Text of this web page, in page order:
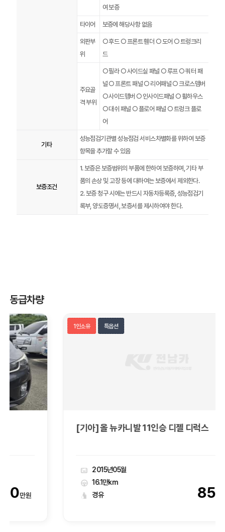
여 보증
타이어 보증에 해당사항 없음
외판부
위
○ 후드 ○ 프론트 휀더 ○ 도어 ○ 트렁크리
드
주요골
격 부위
○ 필라 ○ 사이드실 패널 ○ 루프 ○ 쿼터 패
널 ○ 프론트 패널 ○ 리어패널 ○ 크로스맴버
○ 사이드맴버 ○ 인사이드패널 ○ 휠하우스
○ 대쉬 패널 ○ 플로어 패널 ○ 트렁크 플로
어
기타
성능점검기관별 성능점검 서비스차별화를 위하여 보증
항목을 추가할 수 있음
보증조건
1. 보증은 보증범위의 부품에 한하여 보증하며, 기타 부
품의 손상 및 고장 등에 대하여는 보증에서 제외한다.
2. 보증 청구 시에는 반드시 자동차등록증, 성능점검기
록부, 양도증명서, 보증서를 제시하여야 한다.
동급차량
1인소유
[기아] 올 뉴카니발 11인승 디젤 디럭스